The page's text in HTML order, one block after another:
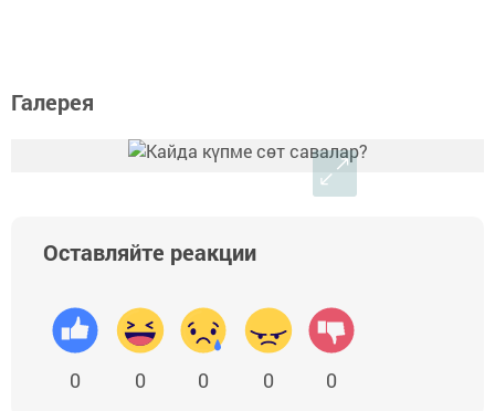
Галерея
Оставляйте реакции
0 0 0 0 0